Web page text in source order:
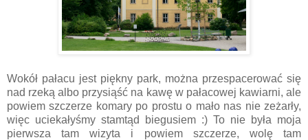
Wokół pałacu jest piękny park, można przespacerować się
nad rzeką albo przysiąść na kawę w pałacowej kawiarni, ale
powiem szczerze komary po prostu o mało nas nie zeżarły,
więc uciekałyśmy stamtąd biegusiem :) To nie była moja
pierwsza tam wizyta i powiem szczerze, wolę tam